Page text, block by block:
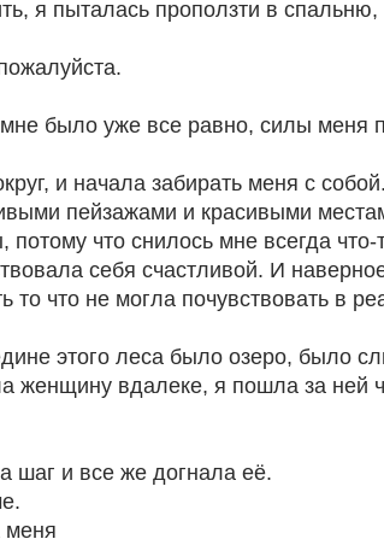
я пыталась проползти в
было уже все равно, силы меня
и начала забирать меня с собой.
пейзажами и красивыми
что снилось мне всегда что-
себя счастливой. И
то что не могла почувствовать в
этого леса было озеро, было
женщину вдалеке, я пошла за ней
шаг и все же догнала её.
меня